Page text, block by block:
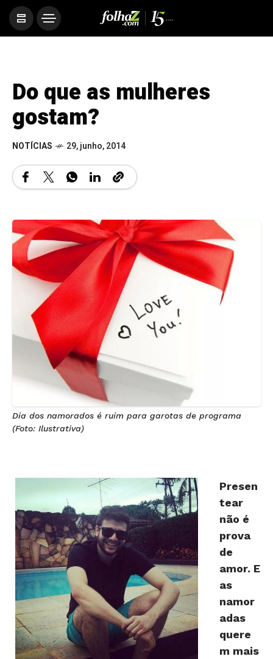
Do que as mulheres
gostam?
NOTÍCIAS 29, junho, 2014
Dia dos namorados é ruim para garotas de programa
(Foto: Ilustrativa)
Presen
tear
não é
prova
de
amor. E
as
namor
adas
quere
m mais